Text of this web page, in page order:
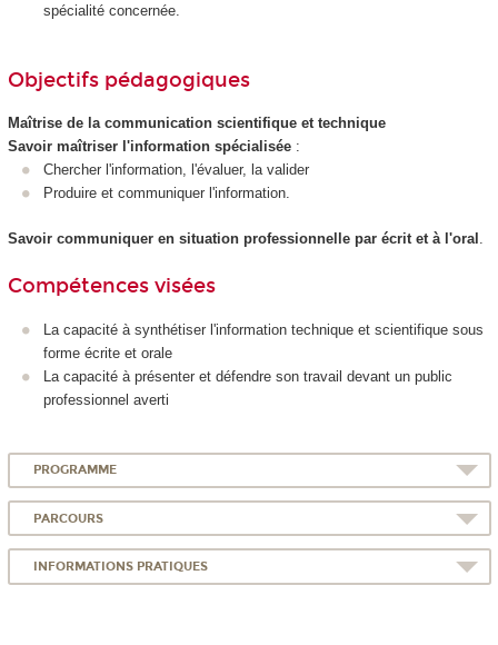
spécialité concernée.
Objectifs pédagogiques
Maîtrise de la communication scientifique et technique
Savoir maîtriser l'information spécialisée:
Chercher l'information, l'évaluer, la valider
Produire et communiquer l'information.
Savoir communiquer en situation professionnelle par écrit et à l'oral
Compétences visées
La capacité à synthétiser l'information technique et scientifique sous
forme écrite et orale
La capacité à présenter et défendre son travail devant un public
professionnel averti
PROGRAMME
PARCOURS
INFORMATIONS PRATIQUES